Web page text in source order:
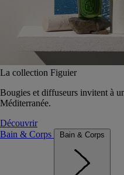
La collection Figuier
Bougies et diffuseurs invitent à
Méditerranée.
Découvrir
Bain & Corps
Bain & Corps